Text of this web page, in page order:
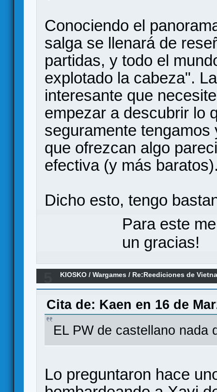
Conociendo el
salga se llenará de
partidas, y todo el
explotado la cabeza".
interesante que
empezar a descubrir lo
seguramente
que ofrezcan algo
efectiva (y más
Dicho esto, tengo
Para este
un gracias!
KIOSKO /Wargames / Re:Reediciones de
¿Nostalgia o buenos juegos hoy día?
Cita de: Kaen en 16 de
EL PW de castellano nada
Lo preguntaron hace